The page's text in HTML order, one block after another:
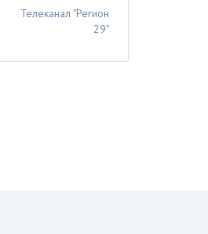
Телеканал "Регион
29"